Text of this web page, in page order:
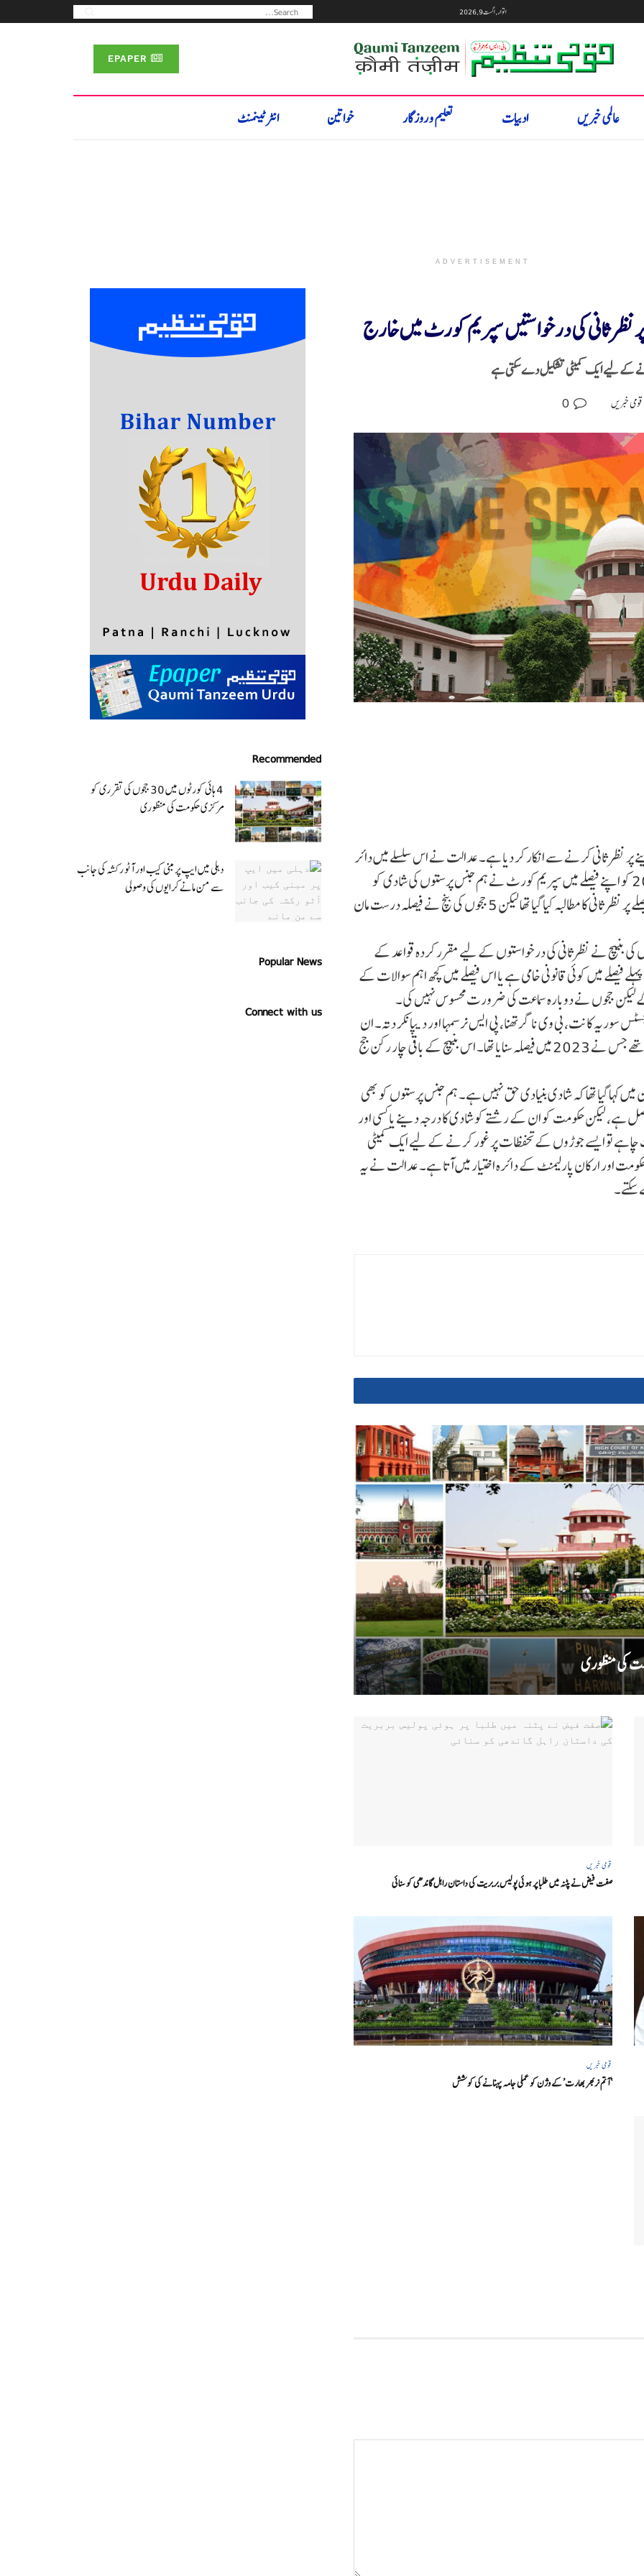
اتوار, اگست 9, 2026
عالمی خبریں ادبیات تعلیم و روزگار خواتین انٹرٹینمنٹ
ADVERTISEMENT
ثانی کی درخواستیں سپریم کورٹ میں خارج
کے لیے ایک کمیٹی تشکیل دے سکتی ہے
قومی خبریں
نظر ثانی کرنے سے انکار کر دیا ہے۔ عدالت نے اس سلسلے میں دائر
نظرثانی کی درخواستوں کو مسترد کر دیا ہے۔ 17 اکتوبر 2023 کو اپنے فیصلے میں سپریم کورٹ نے ہم جنس پرستوں کی شادی کو
قانونی حیثیت دینے سے انکار کر دیا۔ سپریم کورٹ سے اس فیصلے پر نظر ثانی کا مطالبہ کیا گیا تھا لیکن 5 ججوں کی بنچ نے فیصلہ درست مان
بنیچ نے نظرثانی کی درخواستوں کے لیے مقرر کردہ قواعد کے
فیصلے میں کوئی قانونی خامی ہے یا اس فیصلے میں کچھ اہم سوالات کے
گےلیکن ججوں نے دوبارہ سماعت کی ضرورت محسوس نہیں کی۔
4 ججوں کے نام ہیں – جسٹس سوریہ کانت، بی وی ناگرتھنا، پی ایس نرسمہا اور دیپانکر دتہ۔ ان
میں سے جسٹس نرسمہا واحد جج ہیں جو 5 ججوں کی بنچ کے رکن تھے جس نے 2023 میں فیصلہ سنایا تھا۔ اس بنیچ کے باقی چار رکن جج
کی گئی تھیں، جن میں کہا گیا تھا کہ شادی بنیادی حق نہیں ہے۔ ہم جنس پرستوں کو بھی
ہے، لیکن حکومت کو ان کے رشتے کو شادی کا درجہ دینے یا کسی اور
چاہے تو ایسے جوڑوں کے تحفظات پر غور کرنے کے لیے ایک کمیٹی
اور ارکان پارلیمنٹ کے دائرہ اختیار میں آتا ہے۔ عدالت نے یہ
قومی خبریں
صفت فیض نے پٹنہ میں طلبا پر ہوئی پولیس بربریت کی داستان راہل گاندھی کو سنائی
قومی خبریں
‘ آتم نربھر بھارت’ کے وژن کو عملی جامہ پہنانے کی کوشش
Recommended
4 ہائی کورٹوں میں 30 ججوں کی تقرری کو
مرکزی حکومت کی منظوری
دہلی میں ایپ پر مبنی کیب اور آٹو رکشہ کی جانب
سے من مانے کرایوں کی وصولی
Popular News
Connect with us